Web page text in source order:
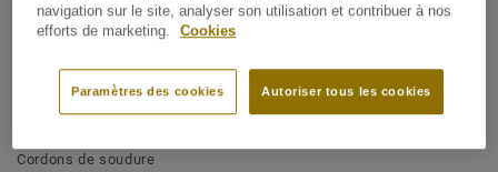
Voir tous les décors (1146)
Cordons de soudure
navigation sur le site, analyser son utilisation et contribuer à nos
efforts de marketing.
Cookies
Autoriser tous les cookies
Paramètres des cookies